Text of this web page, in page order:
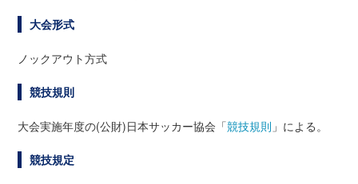
大会形式
ノックアウト方式
競技規則
大会実施年度の(公財)日本サッカー協会「競技規則 」による。
競技規定